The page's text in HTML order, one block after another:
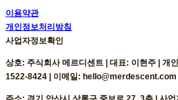
이용약관
개인정보처리방침
사업자정보확인
상호: 주식회사 메르디센트 | 대표: 이현주 | 개
1522-8424 | 이메일: hello@merdescent.com